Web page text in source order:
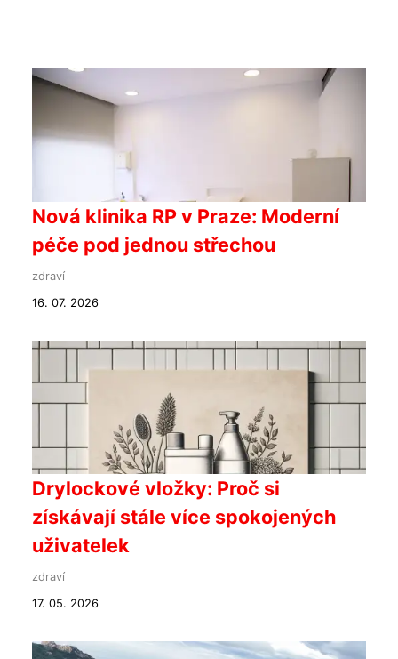
Nová klinika RP v Praze: Moderní
péče pod jednou střechou
zdraví
16. 07. 2026
Drylockové vložky: Proč si
získávají stále více spokojených
uživatelek
zdraví
17. 05. 2026